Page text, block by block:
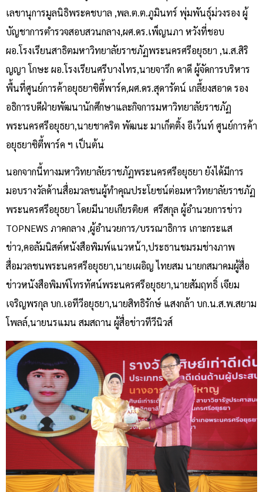
เลขานุการมูลนิธิพระคชบาล ,พล.ต.ต.ภูมินทร์ พุ่มพันธุ์ม่วงรอง ผู้
บัญชาการตำรวจสอบสวนกลาง,ผศ.ดร.เพ็ญนภา หวังที่ชอบ
ผอ.โรงเรียนสาธิตมหาวิทยาลัยราชภัฏพระนครศรีอยุธยา ,น.ส.สิริ
ญญา โกษะ ผอ.โรงเรียนศรีบางไทร,นายจารึก ดาดี ผู้จัดการบริหาร
พื้นที่ศูนย์การค้าอยุธยาซิตี้พาร์ค,ผศ.ดร.สุดารัตน์ เกลี้ยงสอาด รอง
อธิการบดีฝ่ายพัฒนานักศึกษาและกิจการมหาวิทยาลัยราชภัฏ
พระนครศรีอยุธยา,นายชาคริต พัฒนะ มาเก็ตติ้ง อีเว้นท์ ศูนย์การค้า
อยุธยาซิตี้พาร์ค ฯ เป็นต้น
นอกจากนี้ทางมหาวิทยาลัยราชภัฏพระนครศรีอยุธยา ยังได้มีการ
มอบรางวัลด้านสื่อมวลชนผู้ทำคุณประโยชน์ต่อมหาวิทยาลัยราชภัฏ
พระนครศรีอยุธยา โดยมีนายเกียรติยศ ศรีสกุล ผู้อำนวยการข่าว
TOPNEWS ภาคกลาง ,ผู้อำนวยการ/บรรณาธิการ เกาะกระแส
ข่าว,คอลัมนิสต์หนังสือพิมพ์แนวหน้า,ประธานชมรมช่างภาพ
สื่อมวลชนพระนครศรีอยุธยา,นายเผอิญ ไทยสม นายกสมาคมผู้สื่อ
ข่าวหนังสือพิมพ์โทรทัศน์พระนครศรีอยุธยา,นายสัมฤทธิ์ เจียม
เจริญพรกุล บก.เอทีวีอยุธยา,นายสิทธิรักษ์ แสงกล้า บก.น.ส.พ.สยาม
โพลล์,นายนรแมน สมสถาน ผู้สื่อข่าวทีวีนิวส์